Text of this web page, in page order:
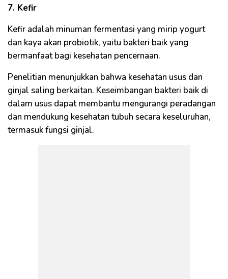
7. Kefir
Kefir adalah minuman fermentasi yang mirip yogurt
dan kaya akan probiotik, yaitu bakteri baik yang
bermanfaat bagi kesehatan pencernaan.
Penelitian menunjukkan bahwa kesehatan usus dan
ginjal saling berkaitan. Keseimbangan bakteri baik di
dalam usus dapat membantu mengurangi peradangan
dan mendukung kesehatan tubuh secara keseluruhan,
termasuk fungsi ginjal.